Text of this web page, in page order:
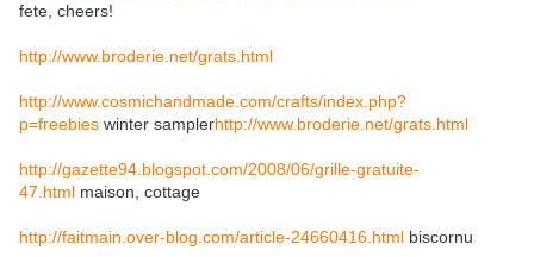
fete, cheers!
http://www.broderie.net/grats.html
http://www.cosmichandmade.com/crafts/index.php?
p=freebies winter samplerhttp://www.broderie.net/grats.html
http://gazette94.blogspot.com/2008/06/grille-gratuite-
47.html maison, cottage
http://faitmain.over-blog.com/article-24660416.html biscornu